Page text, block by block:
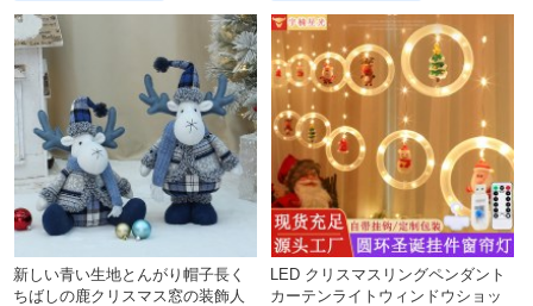
新しい青い生地とんがり帽子長く
ちばしの鹿クリスマス窓の装飾人
LED クリスマスリングペンダント
カーテンライトウィンドウショッ